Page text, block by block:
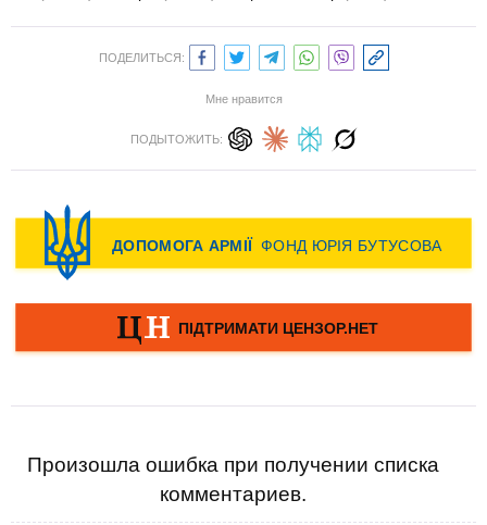
ПОДЕЛИТЬСЯ:
Мне нравится
ПОДЫТОЖИТЬ:
Произошла ошибка при получении списка
комментариев.